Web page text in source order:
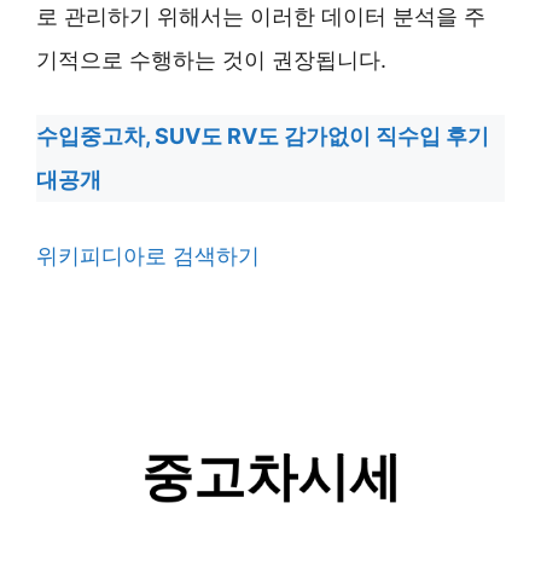
로 관리하기 위해서는 이러한 데이터 분석을 주
기적으로 수행하는 것이 권장됩니다.
수입중고차, SUV도 RV도 감가없이 직수입 후기
대공개
위키피디아로 검색하기